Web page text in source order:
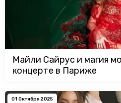
Майли Сайрус и магия
концерте в Париже
01 Октября 2025